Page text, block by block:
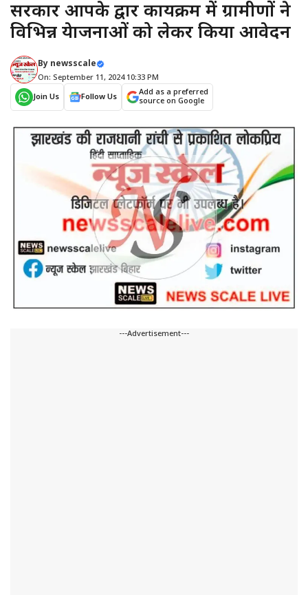
सरकार आपके द्वार कार्यक्रम में ग्रामीणों ने
विभिन्न येाजनाओं को लेकर किया आवेदन
By newsscale
On: September 11, 2024 10:33 PM
Join Us
Follow Us
Add as a preferred
source on Google
---Advertisement---